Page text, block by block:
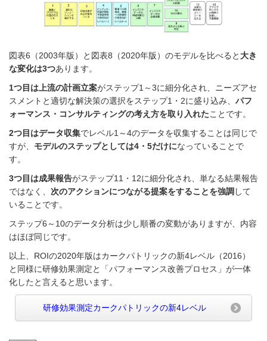
図表6（2003年版）と図表8（2020年版）のモデルを比べると 大き
な変化は3つあります。
1つ目は上流の計画立案がステップ1～3に細分化され、ニーズアセ
スメントと適切な解決策の選択をステップ1・2に盛り込み、 パフ
ォーマンス・コンサルティングの考え方を取り入れたことです。
2つ目はデータ収集でレベル1～4のデータを収集することは同じで
すが、 モデルのステップとしては4・5だけになっていることで
す。
3つ目は成果報告がステップ11・12に細分化され、単なる結果報告
ではなく、 次のアクションにつながる提案をすることを強調 して
いることです。
ステップ6～10のデータ分析は少し順番の変動がありますが、内容
はほぼ同じです。
以上、ROIの2020年版はカークパトリックの新4レベル（2016）
と同様に研修効果測定と「パフォーマンス改善プロセス」が一体
化したと言えると思います。
研修効果測定カークパトリックの新4レベル